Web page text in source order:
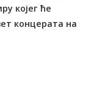
којег ће
концерата на